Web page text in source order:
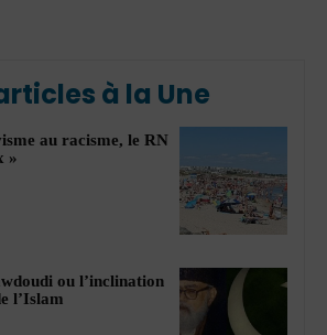
à la Une
au racisme, le RN
»
ou l’inclination
l’Islam